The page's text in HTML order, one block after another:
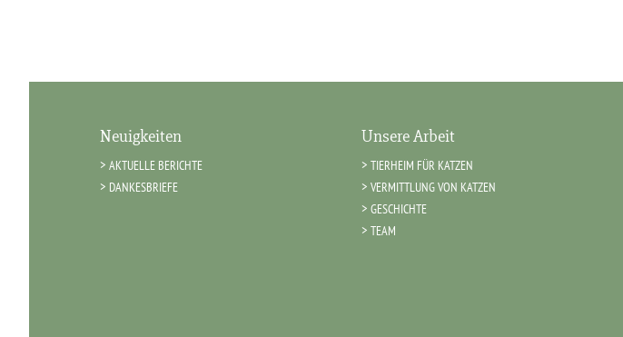
Neuigkeiten
AKTUELLE BERICHTE
DANKESBRIEFE
Unsere Arbeit
TIERHEIM FÜR KATZEN
VERMITTLUNG VON KATZEN
GESCHICHTE
TEAM